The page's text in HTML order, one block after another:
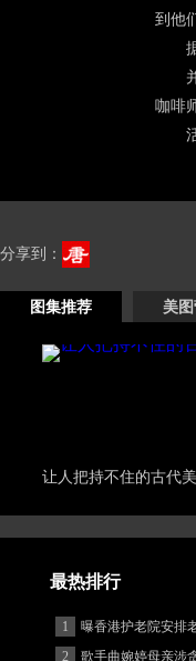
到他
咖啡
分享到：
图集推荐 美
让人把持不住的古代美
最热排行
1
曝香港护老院安排
2
歌手曲婉婷母亲涉